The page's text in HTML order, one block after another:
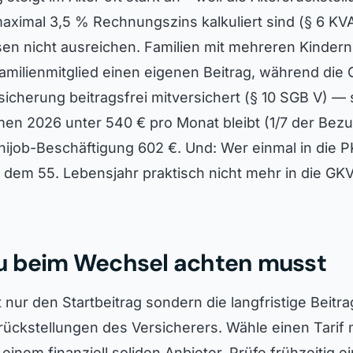
3,5 % Rechnungszins kalkuliert sind (§ 6
nicht ausreichen. Familien mit mehreren
einen eigenen Beitrag, während die
beitragsfrei mitversichert (§ 10 SGB V) —
2026 unter 540 € pro Monat bleibt (1/7 der
Beschäftigung 602 €. Und: Wer einmal in die
55. Lebensjahr praktisch nicht mehr in die
beim Wechsel achten musst
nur den Startbeitrag sondern die langfristige
des Versicherers. Wähle einen Tarif